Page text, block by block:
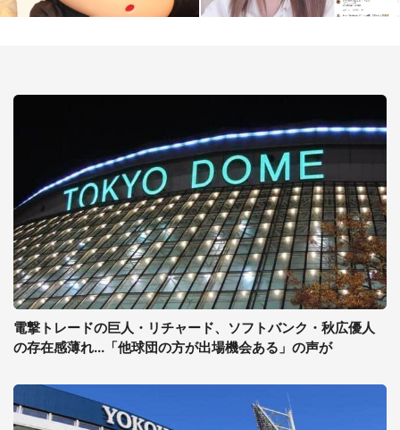
電撃トレードの巨人・リチャード、ソフトバンク・秋広優人
の存在感薄れ...「他球団の方が出場機会ある」の声が